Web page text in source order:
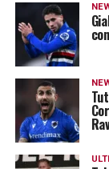
dunque
l’Empoliche
toscani
dare
non
tutelandosi